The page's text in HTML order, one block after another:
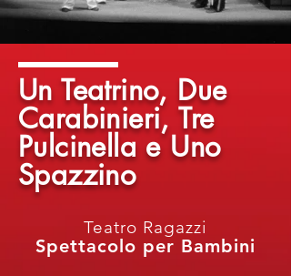
Un Teatrino, Due
Carabinieri, Tre
Pulcinella e Uno
Spazzino
Spettacolo per Bambini
Teatro Ragazzi